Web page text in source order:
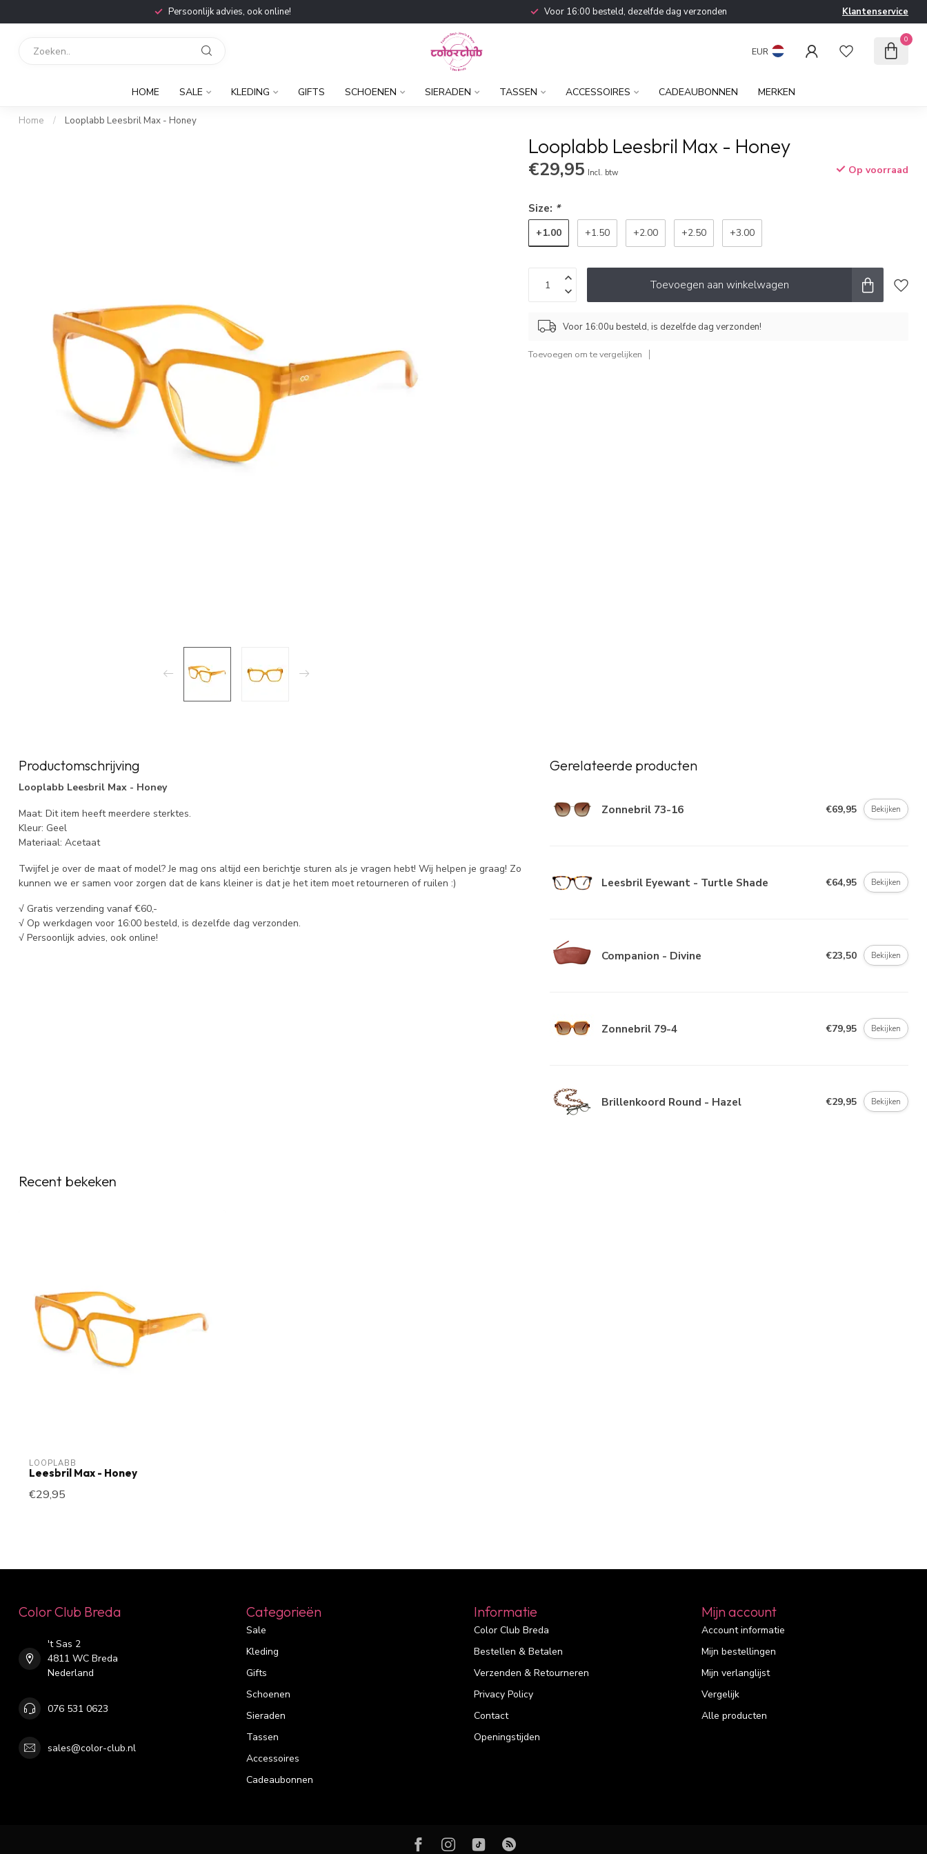
Persoonlijk advies, ook online! Voor 16:00 besteld, dezelfde dag verzonden Klantenservice
EUR
0
HOME SALE KLEDING GIFTS SCHOENEN SIERADEN TASSEN ACCESSOIRES CADEAUBONNEN MERKEN
Home / Looplabb Leesbril Max - Honey
Looplabb Leesbril Max - Honey
€29,95 Incl. btw Op voorraad
Size: *
+1.00 +1.50 +2.00 +2.50 +3.00
Toevoegen aan winkelwagen
Voor 16:00u besteld, is dezelfde dag verzonden!
Toevoegen om te vergelijken
Productomschrijving
Looplabb Leesbril Max - Honey
Maat: Dit item heeft meerdere sterktes.
Kleur: Geel
Materiaal: Acetaat
Twijfel je over de maat of model? Je mag ons altijd een berichtje sturen als je vragen hebt! Wij helpen je graag! Zo
kunnen we er samen voor zorgen dat de kans kleiner is dat je het item moet retourneren of ruilen :)
√ Gratis verzending vanaf €60,-
√ Op werkdagen voor 16:00 besteld, is dezelfde dag verzonden.
√ Persoonlijk advies, ook online!
Gerelateerde producten
Zonnebril 73-16 €69,95 Bekijken
Leesbril Eyewant - Turtle Shade €64,95 Bekijken
Companion - Divine €23,50 Bekijken
Zonnebril 79-4 €79,95 Bekijken
Brillenkoord Round - Hazel €29,95 Bekijken
Recent bekeken
LOOPLABB
Leesbril Max - Honey
€29,95
Color Club Breda
't Sas 2
4811 WC Breda
Nederland
076 531 0623
sales@color-club.nl
Categorieën
Sale
Kleding
Gifts
Schoenen
Sieraden
Tassen
Accessoires
Cadeaubonnen
Informatie
Color Club Breda
Bestellen & Betalen
Verzenden & Retourneren
Privacy Policy
Contact
Openingstijden
Mijn account
Account informatie
Mijn bestellingen
Mijn verlanglijst
Vergelijk
Alle producten